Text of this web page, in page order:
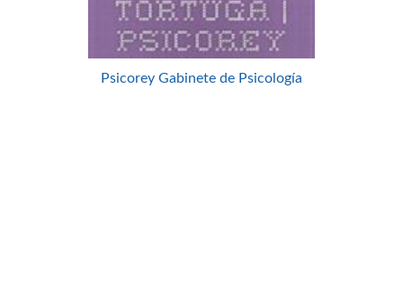
Psicorey Gabinete de Psicología